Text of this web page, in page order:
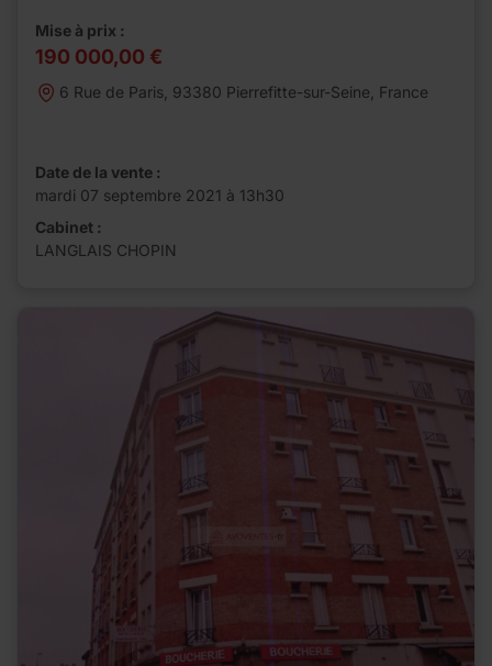
Mise à prix :
190 000,00 €
6 Rue de Paris, 93380 Pierrefitte-sur-Seine, France
Date de la vente :
mardi 07 septembre 2021 à 13h30
Cabinet :
LANGLAIS CHOPIN